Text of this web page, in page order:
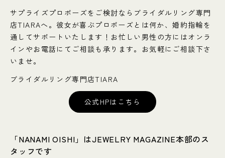
サプライズプロポーズをご検討ならブライダルリング専門
店TIARAへ。彼女が喜ぶプロポーズとは何か、婚約指輪を
通してサポートいたします！お忙しい男性の方にはオンラ
インやお電話にてご相談も承ります。お気軽にご相談下さ
いませ。
ブライダルリング専門店TIARA
公式HPはこちら
「NANAMI OISHI」はJEWELRY MAGAZINE本部のス
タッフです